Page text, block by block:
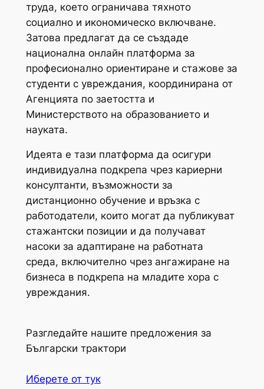
труда, което ограничава тяхното
социално и икономическо включване.
Затова предлагат да се създаде
национална онлайн платформа за
професионално ориентиране и стажове за
студенти с увреждания, координирана от
Агенцията по заетостта и
Министерството на образованието и
науката.
Идеята е тази платформа да осигури
индивидуална подкрепа чрез кариерни
консултанти, възможности за
дистанционно обучение и връзка с
работодатели, които могат да публикуват
стажантски позиции и да получават
насоки за адаптиране на работната
среда, включително чрез ангажиране на
бизнеса в подкрепа на младите хора с
увреждания.
Разгледайте нашите предложения за
Български трактори
Иберете от тук